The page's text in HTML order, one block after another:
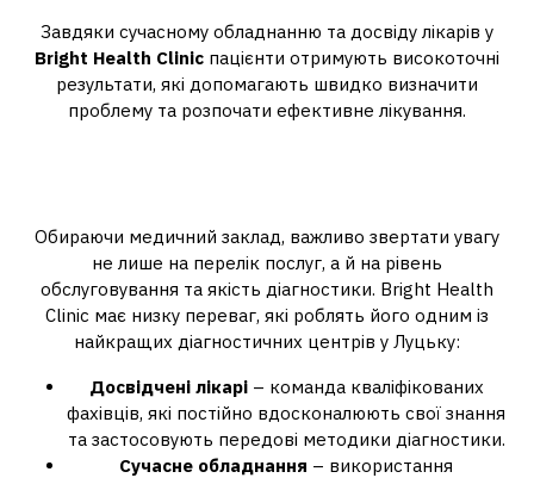
Завдяки сучасному обладнанню та досвіду лікарів у
Bright Health Clinic пацієнти отримують високоточні
результати, які допомагають швидко визначити
проблему та розпочати ефективне лікування.
Обираючи медичний заклад, важливо звертати увагу
не лише на перелік послуг, а й на рівень
обслуговування та якість діагностики. Bright Health
Clinic має низку переваг, які роблять його одним із
найкращих діагностичних центрів у Луцьку:
Досвідчені лікарі– команда кваліфікованих
фахівців, які постійно вдосконалюють свої знання
та застосовують передові методики діагностики.
Сучасне обладнання – використання